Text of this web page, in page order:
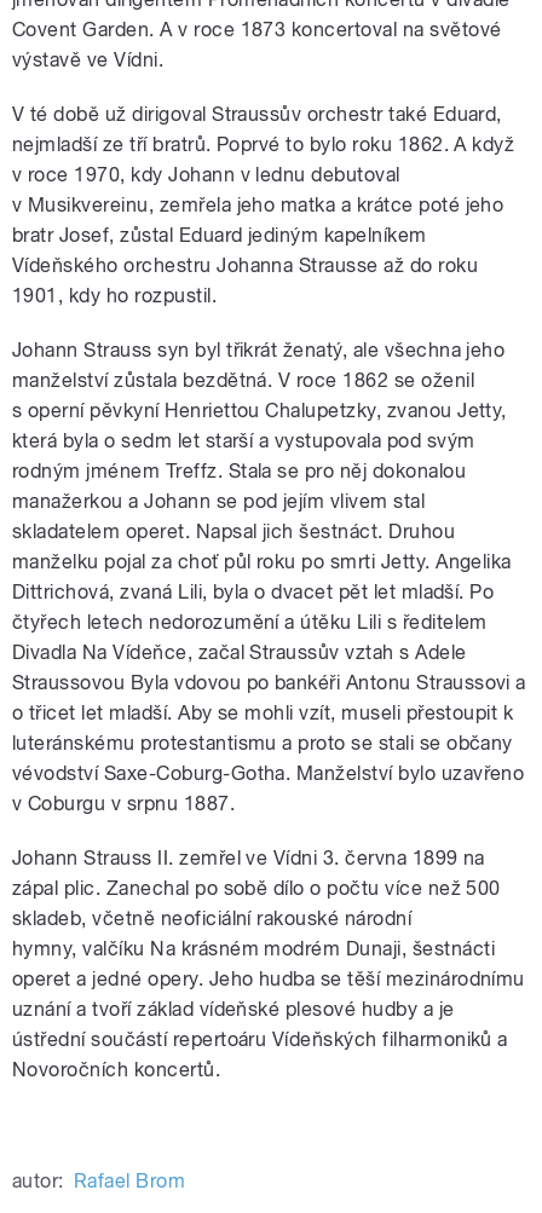
Covent Garden. A v roce 1873 koncertoval na světové
výstavě ve Vídni.
V té době už dirigoval Straussův orchestr také Eduard,
nejmladší ze tří bratrů. Poprvé to bylo roku 1862. A když
v roce 1970, kdy Johann v lednu debutoval
v Musikvereinu, zemřela jeho matka a krátce poté jeho
bratr Josef, zůstal Eduard jediným kapelníkem
Vídeňského orchestru Johanna Strausse až do roku
1901, kdy ho rozpustil.
Johann Strauss syn byl třikrát ženatý, ale všechna jeho
manželství zůstala bezdětná. V roce 1862 se oženil
s operní pěvkyní Henriettou Chalupetzky, zvanou Jetty,
která byla o sedm let starší a vystupovala pod svým
rodným jménem Treffz. Stala se pro něj dokonalou
manažerkou a Johann se pod jejím vlivem stal
skladatelem operet. Napsal jich šestnáct. Druhou
manželku pojal za choť půl roku po smrti Jetty. Angelika
Dittrichová, zvaná Lili, byla o dvacet pět let mladší. Po
čtyřech letech nedorozumění a útěku Lili s ředitelem
Divadla Na Vídeňce, začal Straussův vztah s Adele
Straussovou Byla vdovou po bankéři Antonu Straussovi a
o třicet let mladší. Aby se mohli vzít, museli přestoupit k
luteránskému protestantismu a proto se stali se občany
vévodství Saxe-Coburg-Gotha. Manželství bylo uzavřeno
v Coburgu v srpnu 1887.
Johann Strauss II. zemřel ve Vídni 3. června 1899 na
zápal plic. Zanechal po sobě dílo o počtu více než 500
skladeb, včetně neoficiální rakouské národní
hymny, valčíku Na krásném modrém Dunaji, šestnácti
operet a jedné opery. Jeho hudba se těší mezinárodnímu
uznání a tvoří základ vídeňské plesové hudby a je
ústřední součástí repertoáru Vídeňských filharmoniků a
Novoročních koncertů.
autor: Rafael Brom